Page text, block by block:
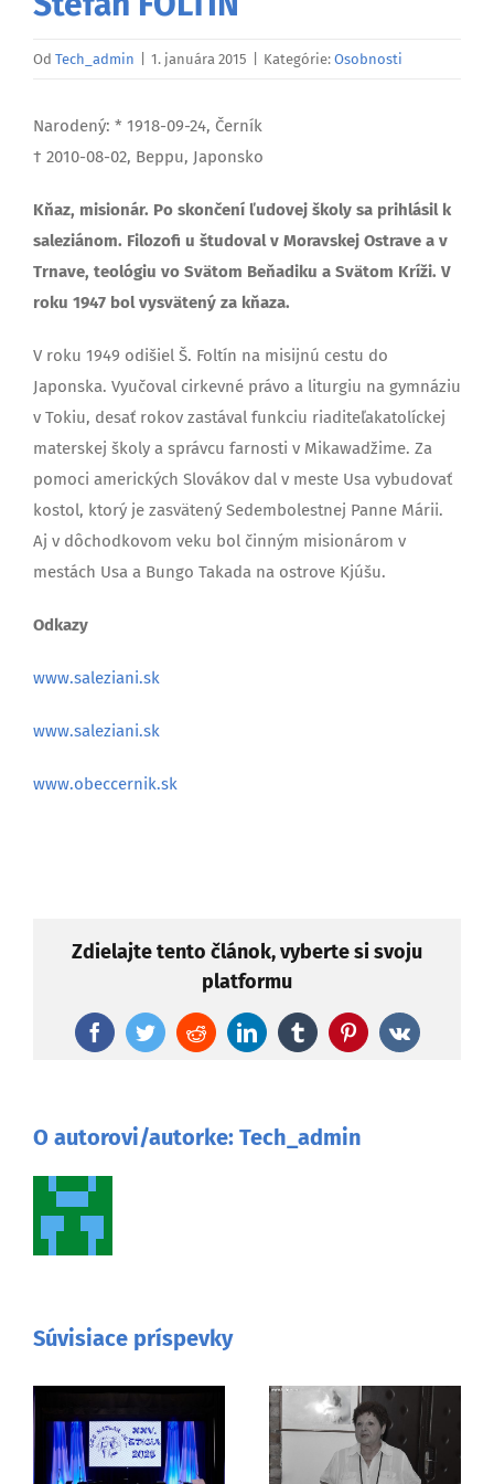
Od Tech_admin 1. januára 2015 Kategórie: Osobnosti
Narodený: * 1918-09-24, Černík
† 2010-08-02, Beppu, Japonsko
Kňaz, misionár. Po skončení ľudovej školy sa prihlásil k
saleziánom. Filozofi u študoval v Moravskej Ostrave a v
Trnave, teológiu vo Svätom Beňadiku a Svätom Kríži. V
roku 1947 bol vysvätený za kňaza.
V roku 1949 odišiel Š. Foltín na misijnú cestu do
Japonska. Vyučoval cirkevné právo a liturgiu na gymnáziu
v Tokiu, desať rokov zastával funkciu riaditeľakatolíckej
materskej školy a správcu farnosti v Mikawadžime. Za
pomoci amerických Slovákov dal v meste Usa vybudovať
kostol, ktorý je zasvätený Sedembolestnej Panne Márii.
Aj v dôchodkovom veku bol činným misionárom v
mestách Usa a Bungo Takada na ostrove Kjúšu.
Odkazy
www.saleziani.sk
www.saleziani.sk
www.obeccernik.sk
Zdielajte tento článok, vyberte si svoju
platformu
FacebookTwitterRedditLinkedInTumblr Pinterest
Vk
O autorovi/autorke: Tech_admin
Súvisiace príspevky